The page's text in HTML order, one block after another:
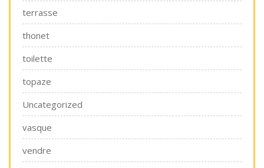
terrasse
thonet
toilette
topaze
Uncategorized
vasque
vendre